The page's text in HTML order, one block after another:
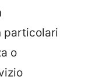
particolari
o